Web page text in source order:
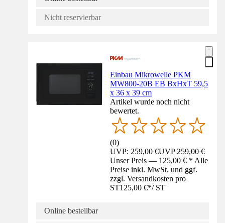
Nicht reservierbar
Einbau Mikrowelle PKM
MW800-20B EB BxHxT 59,5
x 36 x 39 cm
Artikel wurde noch nicht
bewertet.
(0)
UVP: 259,00 €UVP259,00 €
Unser Preis — 125,00 € * Alle
Preise inkl. MwSt. und ggf.
zzgl. Versandkosten pro
ST125,00 €*/ ST
Online bestellbar